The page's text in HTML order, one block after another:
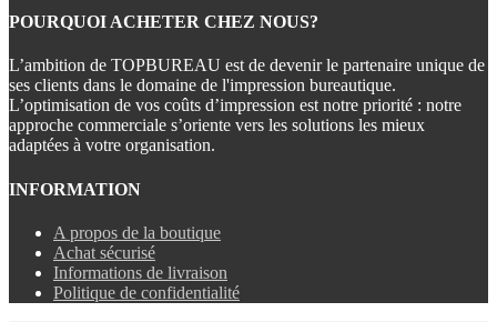
POURQUOI ACHETER CHEZ NOUS?
L’ambition de TOPBUREAU est de devenir le partenaire unique de
ses clients dans le domaine de l'impression bureautique.
L’optimisation de vos coûts d’impression est notre priorité : notre
approche commerciale s’oriente vers les solutions les mieux
adaptées à votre organisation.
INFORMATION
A propos de la boutique
Achat sécurisé
Informations de livraison
Politique de confidentialité